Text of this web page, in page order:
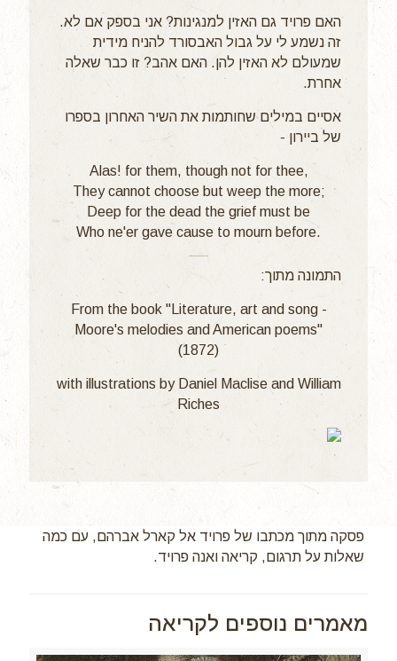
האם פרויד גם האזין למנגינות? אני בספק אם לא.
זה נשמע לי על גבול האבסורד להניח מידית
שמעולם לא האזין להן. האם אהב? זו כבר שאלה
אחרת.
אסיים במילים שחותמות את השיר האחרון בספרו
של ביירון -
Alas! for them, though not for thee,
They cannot choose but weep the more;
Deep for the dead the grief must be
Who ne'er gave cause to mourn before.
התמונה מתוך:
From the book "Literature, art and song -
Moore's melodies and American poems"
(1872)
with illustrations by Daniel Maclise and William
Riches
פסקה מתוך מכתבו של פרויד אל קארל אברהם, עם כמה
שאלות על תרגום, קריאה ואנה פרויד.
מאמרים נוספים לקריאה